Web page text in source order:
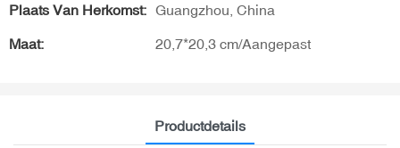
Plaats Van Herkomst: Guangzhou, China
Maat: 20,7*20,3 cm/Aangepast
Productdetails